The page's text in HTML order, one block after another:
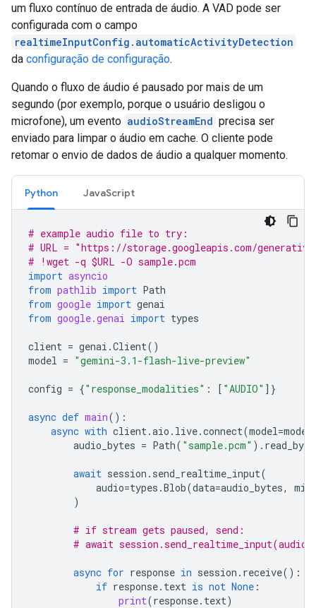
um fluxo contínuo de entrada de áudio. A VAD pode ser
configurada com o campo
realtimeInputConfig.automaticActivityDetection
da configuração de configuração.
Quando o fluxo de áudio é pausado por mais de um
segundo (por exemplo, porque o usuário desligou o
microfone), um evento audioStreamEnd precisa ser
enviado para limpar o áudio em cache. O cliente pode
retomar o envio de dados de áudio a qualquer momento.
Python JavaScript
# example audio file to try:
# URL = "https://storage.googleapis.com/
# !wget -q $URL -O sample.pcm
import asyncio
from pathlib import Path
from google import genai
from google.genai import types
client = genai .Client()
model = "gemini-3.1-flash-live-preview"
config = {"response_modalities" : [ "AUDIO" ]}
async def main():
async with client.aio . live.connect(model=model
audio_bytes = Path( "sample.pcm" ) .
await session . send_realtime_input(
audio=types .Blob(data=audio_bytes,
)
# if stream gets paused, send:
# await
async for response in session . receive():
if response. text is not None :
print(response. text)